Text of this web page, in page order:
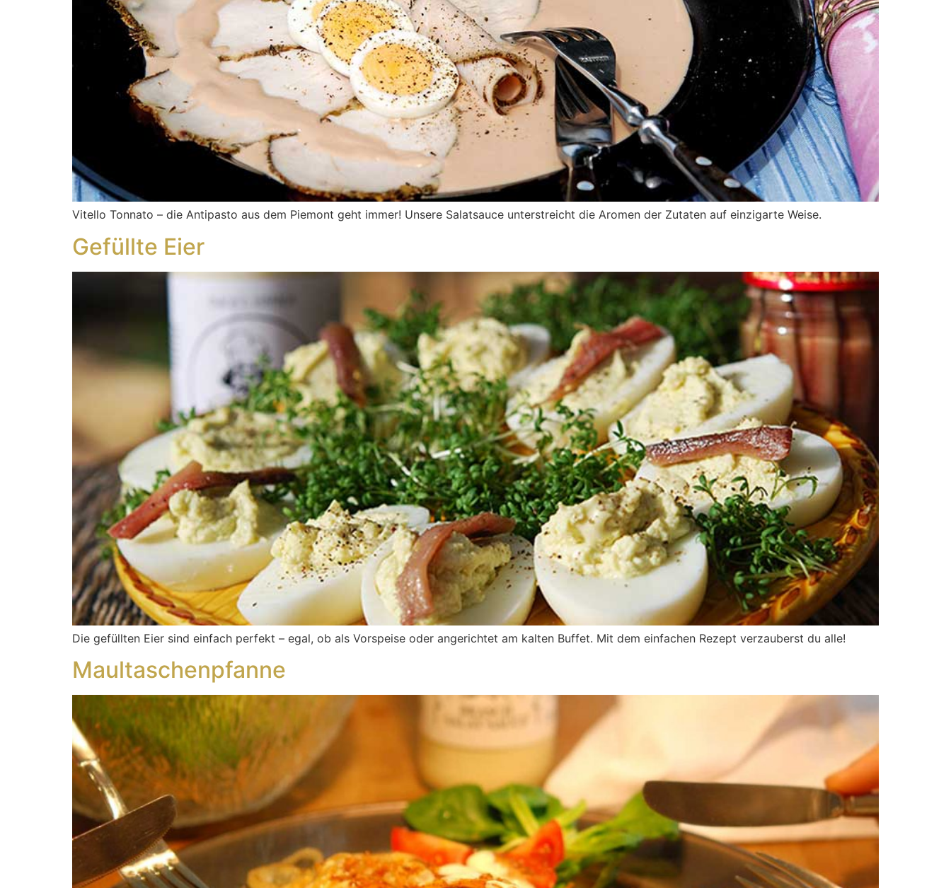
Vitello Tonnato – die Antipasto aus dem Piemont geht immer! Unsere Salatsauce unterstreicht die Aromen der Zutaten auf einzigarte Weise.
Gefüllte Eier
Die gefüllten Eier sind einfach perfekt – egal, ob als Vorspeise oder angerichtet am kalten Buffet. Mit dem einfachen Rezept verzauberst du alle!
Maultaschenpfanne